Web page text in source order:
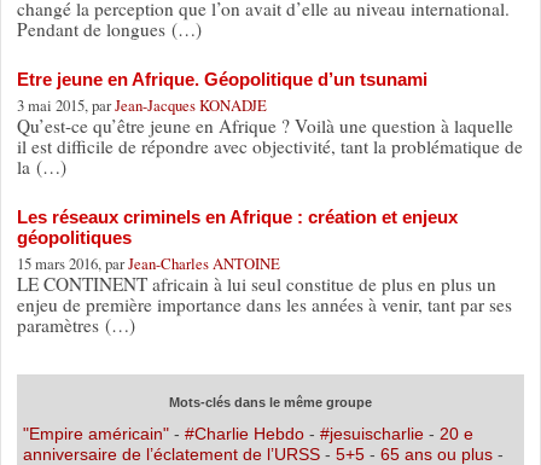
changé la perception que l’on avait d’elle au niveau international.
Pendant de longues (…)
Etre jeune en Afrique. Géopolitique d’un tsunami
3 mai 2015, parJean-Jacques KONADJE
Qu’est-ce qu’être jeune en Afrique ? Voilà une question à laquelle
il est difficile de répondre avec objectivité, tant la problématique de
la (…)
Les réseaux criminels en Afrique : création et enjeux
géopolitiques
15 mars 2016, parJean-Charles ANTOINE
LE CONTINENT africain à lui seul constitue de plus en plus un
enjeu de première importance dans les années à venir, tant par ses
paramètres (…)
Mots-clés dans le même groupe
"Empire américain"- #Charlie Hebdo- #jesuischarlie- 20 e
anniversaire de l’éclatement de l’URSS- 5+5- 65 ans ou plus-